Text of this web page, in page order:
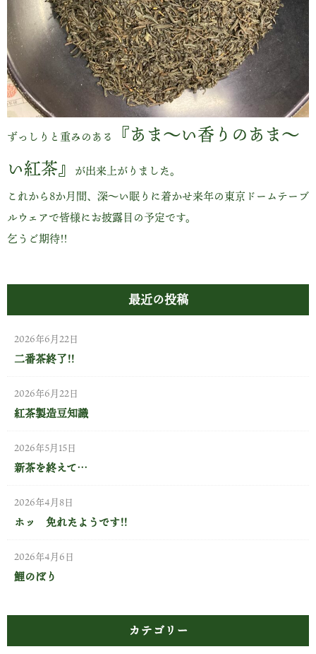
ずっしりと重みのある
『あま～い香りのあま～
い紅茶』
が出来上がりました。
これから8か月間、深～い眠りに着かせ来年の東京ドームテーブ
ルウェアで皆様にお披露目の予定です。
乞うご期待!!
最近の投稿
二番茶終了!!
2026年6月22日
紅茶製造豆知識
2026年6月22日
新茶を終えて…
2026年5月15日
ホッ 免れたようです!!
2026年4月8日
鯉のぼり
2026年4月6日
カテゴリー